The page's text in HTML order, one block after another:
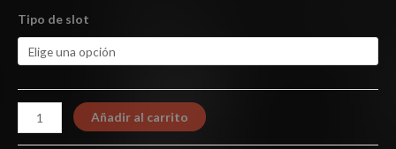
Tipo de slot
Añadir al carrito